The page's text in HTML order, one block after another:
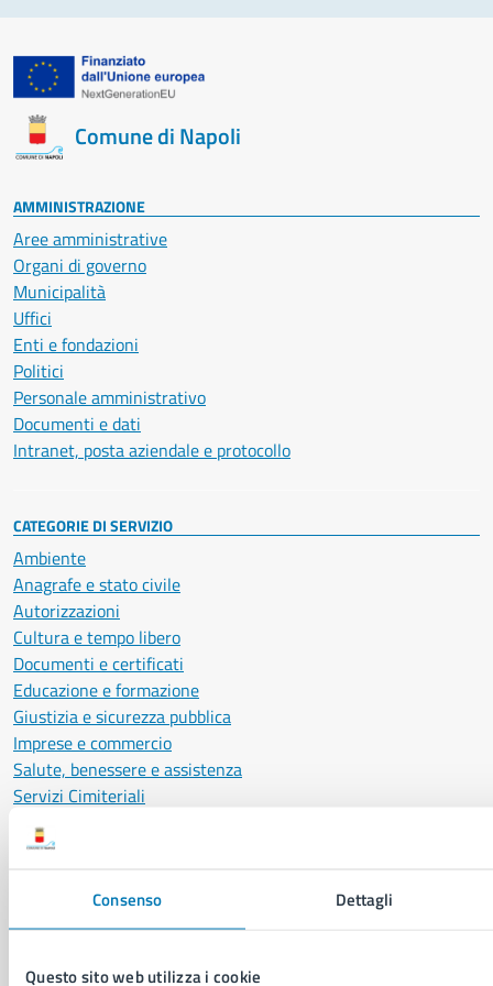
Consenso Dettagli
Questo sito web utilizza i cookie
Comune di Napoli
AMMINISTRAZIONE
Aree amministrative
Organi di governo
Municipalità
Uffici
Enti e fondazioni
Politici
Personale amministrativo
Documenti e dati
Intranet, posta aziendale e protocollo
CATEGORIE DI SERVIZIO
Ambiente
Anagrafe e stato civile
Autorizzazioni
Cultura e tempo libero
Documenti e certificati
Educazione e formazione
Giustizia e sicurezza pubblica
Imprese e commercio
Salute, benessere e assistenza
Servizi Cimiteriali
Vita lavorativa
Notizie